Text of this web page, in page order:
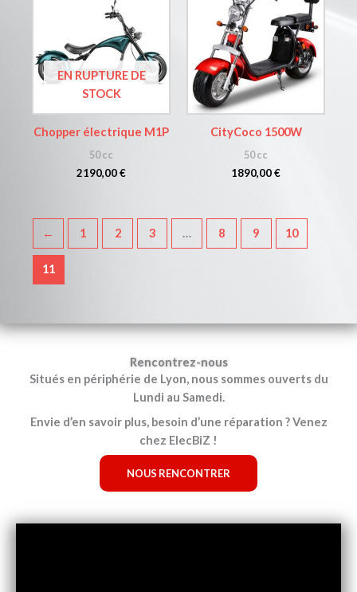
EN RUPTURE DE
STOCK
Chopper électrique M1P
50 cc
2190,00€
CityCoco 1500W
50 cc
1890,00€
← 1 2 3 … 8 9 10
11
Rencontrez-nous
Situés en périphérie de Lyon, nous sommes ouverts du
Lundi au Samedi.
Envie d’en savoir plus, besoin d’une réparation ? Venez
chez ElecBiZ !
NOUS RENCONTRER